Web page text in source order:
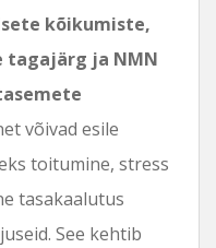
kõikumiste,
ja NMN
võivad esile
toitumine, stress
tasakaalutus
See kehtib